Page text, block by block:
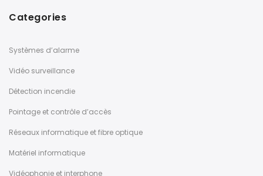
Categories
Systèmes d’alarme
Vidéo surveillance
Détection incendie
Pointage et contrôle d’accès
Réseaux informatique et fibre optique
Matériel informatique
Vidéophonie et interphone